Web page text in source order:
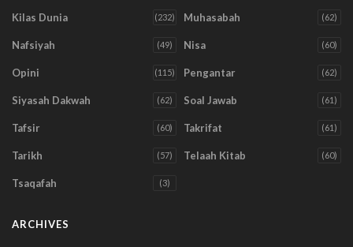
Kilas Dunia (232) Muhasabah (62)
Nafsiyah (49) Nisa (60)
Opini (115) Pengantar (62)
Siyasah Dakwah (62) Soal Jawab (61)
Tafsir (60) Takrifat (61)
Tarikh (57) Telaah Kitab (60)
Tsaqafah (3)
ARCHIVES